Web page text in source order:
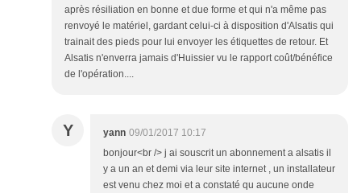
après résiliation en bonne et due forme et qui n'a même pas
renvoyé le matériel, gardant celui-ci à disposition d'Alsatis qui
trainait des pieds pour lui envoyer les étiquettes de retour. Et
Alsatis n'enverra jamais d'Huissier vu le rapport coût/bénéfice
de l'opération....
Y yann 09/01/2017 10:17
bonjour<br /> j ai souscrit un abonnement a alsatis il
y a un an et demi via leur site internet , un installateur
est venu chez moi et a constaté qu aucune onde